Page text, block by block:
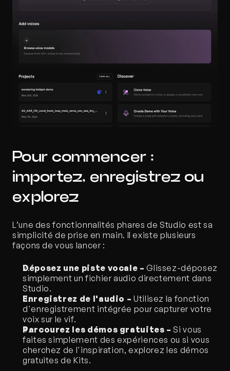
Pour commencer :
importez, enregistrez ou
explorez
L’une des fonctionnalités phares de Studio est sa
simplicité de prise en main. Il existe plusieurs
façons de vous lancer :
Déposez une piste vocale – Glissez-déposez
simplement un fichier audio directement dans
Studio.
Enregistrez de l'audio – Utilisez la fonction
d'enregistrement intégrée pour capturer votre
voix sur le vif.
Parcourez les démos gratuites – Si vous
faites simplement des expériences ou si vous
cherchez de l'inspiration, explorez les démos
gratuites de Kits.